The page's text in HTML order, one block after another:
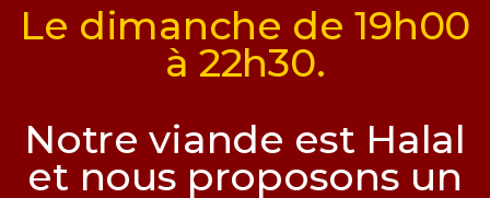
Le dimanche de 19h00
à 22h30.
Notre viande est Halal
et nous proposons un